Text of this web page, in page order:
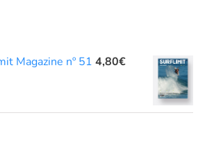
Magazine nº 51 4,80€